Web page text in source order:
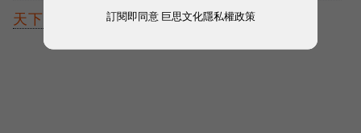
天下萬物相聯
訂閱即同意 巨思文化隱私權政策